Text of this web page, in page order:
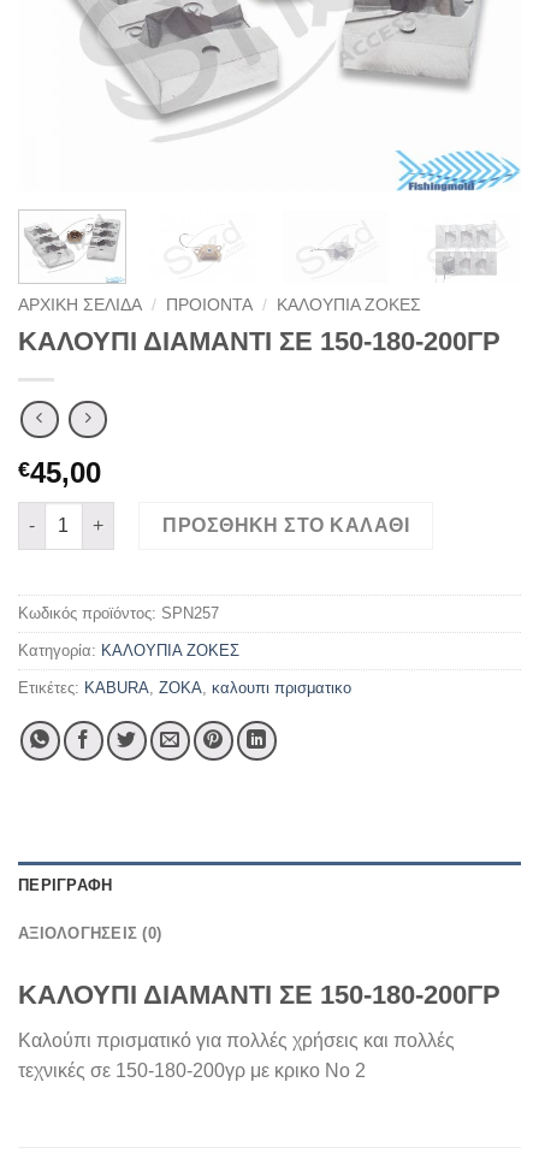
ΑΡΧΙΚΉ ΣΕΛΊΔΑ / ΠΡΟΙΟΝΤΑ / ΚΑΛΟΥΠΙΑ ΖΟΚΕΣ
ΚΑΛΟΥΠΙ ΔΙΑΜΑΝΤΙ ΣΕ 150-180-200ΓΡ
€45,00
ΚΑΛΟΥΠΙ ΔΙΑΜΑΝΤΙ ΣΕ 150-180-200ΓΡ ποσότητα
ΠΡΟΣΘΉΚΗ ΣΤΟ ΚΑΛΆΘΙ
Κωδικός προϊόντος: SPN257
Κατηγορία: ΚΑΛΟΥΠΙΑ ΖΟΚΕΣ
Ετικέτες: KABURA ZOKA καλουπι πρισματικο
ΠΕΡΙΓΡΑΦΉ
ΑΞΙΟΛΟΓΉΣΕΙΣ (0)
ΚΑΛΟΥΠΙ ΔΙΑΜΑΝΤΙ ΣΕ 150-180-200ΓΡ
Καλούπι πρισματικό για πολλές χρήσεις και πολλές
τεχνικές σε 150-180-200γρ με κρικο Νο 2